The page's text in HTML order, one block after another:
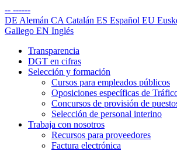
-- ------
DE Alemán CA Catalán ES Español EU
Gallego EN Inglés
Transparencia
DGT en cifras
Selección y formación
Cursos para empleados públicos
Oposiciones específicas de
Concursos de provisión de
Selección de personal interino
Trabaja con nosotros
Recursos para proveedores
Factura electrónica